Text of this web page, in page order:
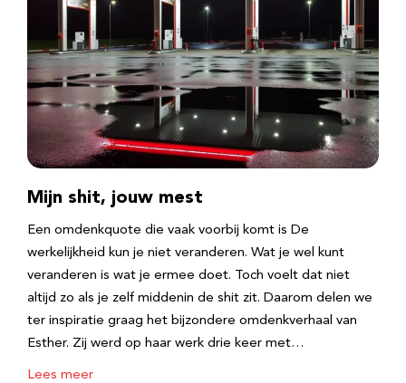
Mijn shit, jouw mest
Een omdenkquote die vaak voorbij komt is De
werkelijkheid kun je niet veranderen. Wat je wel kunt
veranderen is wat je ermee doet. Toch voelt dat niet
altijd zo als je zelf middenin de shit zit. Daarom delen we
ter inspiratie graag het bijzondere omdenkverhaal van
Esther. Zij werd op haar werk drie keer met…
Lees meer